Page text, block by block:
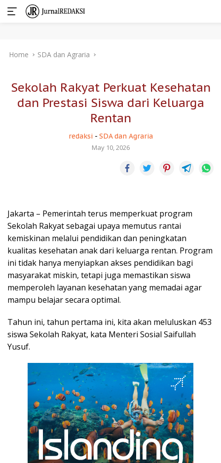
Home SDA dan Agraria
Sekolah Rakyat Perkuat Kesehatan
dan Prestasi Siswa dari Keluarga
Rentan
redaksi - SDA dan Agraria
May 10, 2026
Jakarta – Pemerintah terus memperkuat program
Sekolah Rakyat sebagai upaya memutus rantai
kemiskinan melalui pendidikan dan peningkatan
kualitas kesehatan anak dari keluarga rentan. Program
ini tidak hanya menyiapkan akses pendidikan bagi
masyarakat miskin, tetapi juga memastikan siswa
memperoleh layanan kesehatan yang memadai agar
mampu belajar secara optimal.
Tahun ini, tahun pertama ini, kita akan meluluskan 453
siswa Sekolah Rakyat, kata Menteri Sosial Saifullah
Yusuf.